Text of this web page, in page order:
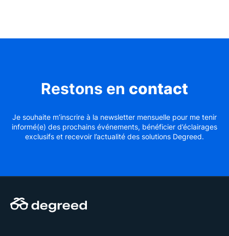
Restons en contact
Je souhaite m’inscrire à la newsletter mensuelle pour me tenir
informé(e) des prochains événements, bénéficier d’éclairages
exclusifs et recevoir l’actualité des solutions Degreed.